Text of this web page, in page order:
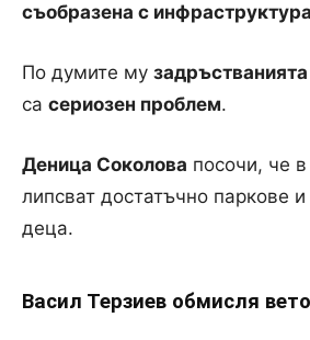
съобразена с
По думите му задръстванията
са сериозен проблем.
Деница Соколова посочи, че
липсват достатъчно паркове
деца.
Васил Терзиев обмисля вето